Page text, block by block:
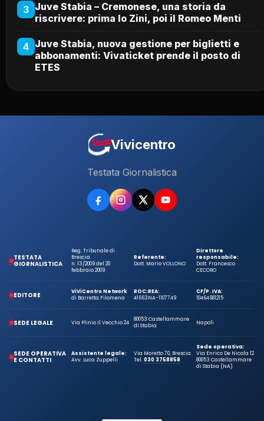
3 Juve Stabia – Cremonese, una storia da
riscrivere: prima lo Zini, poi il Romeo Menti
4 Juve Stabia, nuova gestione per biglietti e
abbonamenti: Vivaticket prende il posto di
ETES
Vivicentro
Testata Giornalistica
TESTATA
GIORNALISTICA
Reg. Tribunale di
Brescia
n. 13/2009 del 20
febbraio 2009
Referente:
Dott. Mario VOLLONO
Direttore
responsabile:
Dott. Francesco
CECORO
EDITORE
ViViCentro Network
di Barretta Filomena
ROC:
41663
REA:
NA-1107749
CF/P. IVA:
10464981215
SEDE LEGALE Via Plinio Il Vecchio 24
80053 Castellammare
di Stabia
Napoli
SEDE OPERATIVA
E CONTATTI
Assistente legale:
Avv. Luca Zuppelli
Via Moretto 70, Brescia
Tel.030 3758858
Sede operativa:
Via Enrico De Nicola 12
80053 Castellammare
di Stabia (NA)